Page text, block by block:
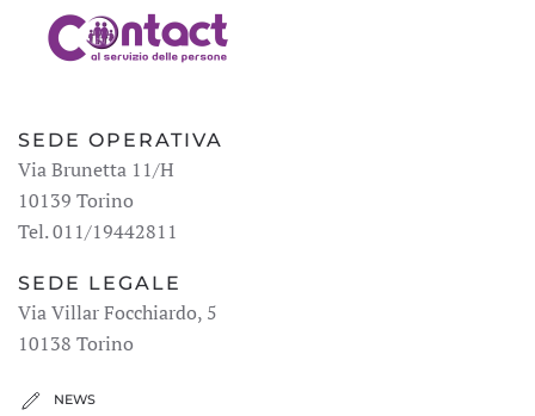
SEDE OPERATIVA
Via Brunetta 11/H
10139 Torino
Tel. 011/19442811
SEDE LEGALE
Via Villar Focchiardo, 5
10138 Torino
NEWS